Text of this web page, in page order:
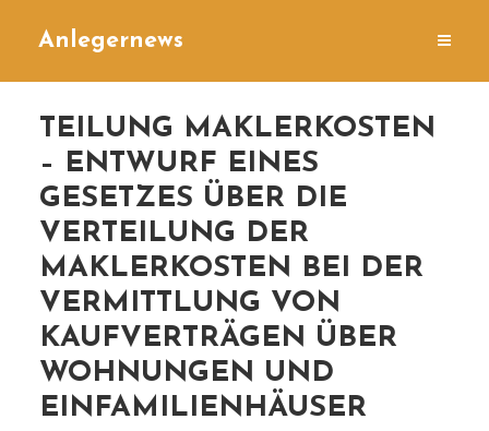
Anlegernews
TEILUNG MAKLERKOSTEN
– ENTWURF EINES
GESETZES ÜBER DIE
VERTEILUNG DER
MAKLERKOSTEN BEI DER
VERMITTLUNG VON
KAUFVERTRÄGEN ÜBER
WOHNUNGEN UND
EINFAMILIENHÄUSER